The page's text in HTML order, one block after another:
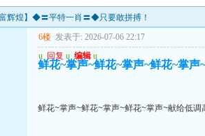
辉煌】◆〓平特一肖〓◆只要敢拼搏！
6楼 发表于: 2026-07-06 22:17
u 回复 u 编辑 u
鲜花~掌声~鲜花~掌声~鲜花~掌声
鲜花~掌声~鲜花~掌声~鲜花~掌声~献给低调